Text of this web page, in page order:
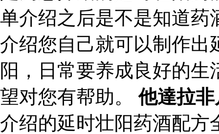
单介绍之后是不是知道药
介绍您自己就可以制作出
阳，日常要养成良好的
望对您有帮助。他達拉
介绍的延时壮阳药酒配方